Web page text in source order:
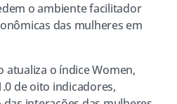
o ambiente facilitador
das mulheres em
atualiza o índice Women,
de oito indicadores,